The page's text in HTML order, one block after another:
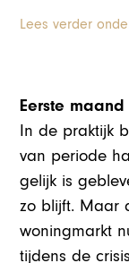
Lees verder
Eerste
In de praktijk
van periode
gelijk is
zo blijft. Maar
woningmarkt
tijdens de